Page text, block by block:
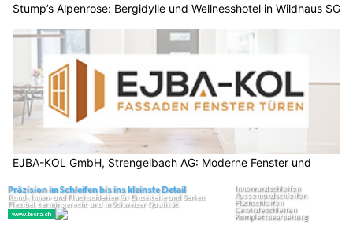
Stump’s Alpenrose: Bergidylle und Wellnesshotel in Wildhaus SG
EJBA-KOL GmbH, Strengelbach AG: Moderne Fenster und
EMPFEHLUNGEN